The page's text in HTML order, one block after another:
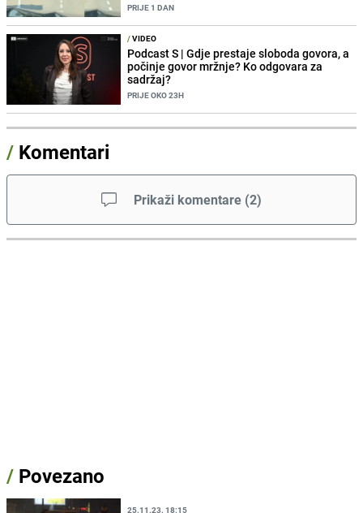
PRIJE 1 DAN
/VIDEO
Podcast S | Gdje prestaje sloboda govora, a
počinje govor mržnje? Ko odgovara za
sadržaj?
PRIJE OKO 23H
/ Komentari
Prikaži komentare (2)
/ Povezano
25.11.23. 18:15